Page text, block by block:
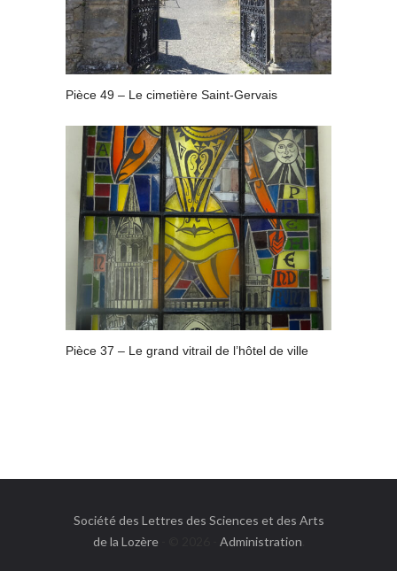
Pièce 49 – Le cimetière Saint-Gervais
Pièce 37 – Le grand vitrail de l’hôtel de ville
Société des Lettres des Sciences et des Arts
de la Lozère- © 2026 - Administration